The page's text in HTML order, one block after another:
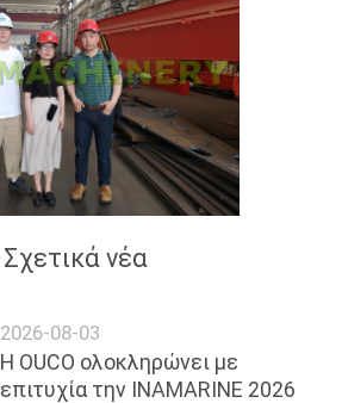
Σχετικά νέα
2026-08-03
Η OUCO ολοκληρώνει με
επιτυχία την INAMARINE 2026